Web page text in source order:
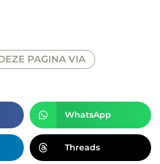
PAGINA VIA
WhatsApp
Threads